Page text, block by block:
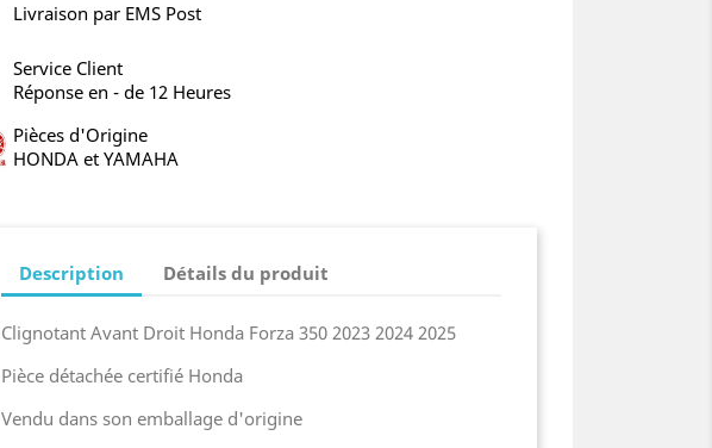
Livraison par EMS Post
Service Client
Réponse en - de 12 Heures
Pièces d'Origine
HONDA et YAMAHA
Description Détails du produit
Clignotant Avant Droit Honda Forza 350 2023 2024 2025
Pièce détachée certifié Honda
Vendu dans son emballage d'origine